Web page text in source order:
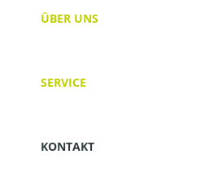
ÜBER UNS
SERVICE
KONTAKT